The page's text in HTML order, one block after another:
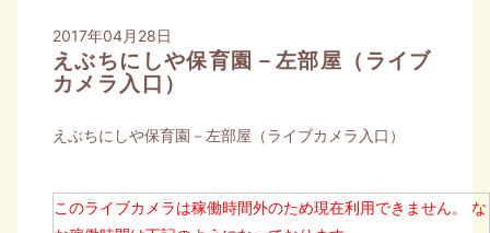
2017年04月28日
えぶちにしや保育園－左部屋（ライブ
カメラ入口）
えぶちにしや保育園－左部屋（ライブカメラ入口）
このライブカメラは稼働時間外のため現在利用できません。
な